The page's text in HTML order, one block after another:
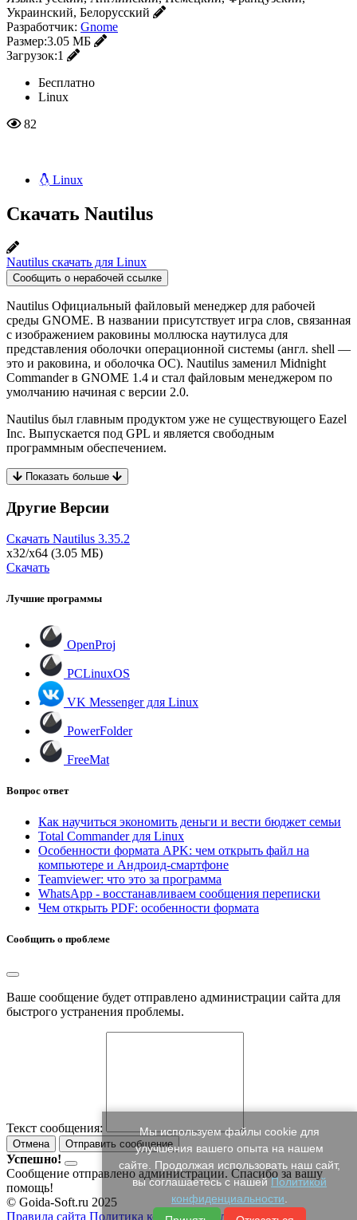
Украинский, Белорусский
Разработчик: Gnome
Размер:3.05 МБ
Загрузок:1
Бесплатно
Linux
82
Linux
Скачать Nautilus
Nautilus скачать для Linux
Сообщить о нерабочей ссылке
Nautilus Официальный файловый менеджер для рабочей
среды GNOME. В названии присутствует игра слов, связанная
с изображением раковины моллюска наутилуса для
представления оболочки операционной системы (англ. shell —
это и раковина, и оболочка ОС). Nautilus заменил Midnight
Commander в GNOME 1.4 и стал файловым менеджером по
умолчанию начиная с версии 2.0.
Nautilus был главным продуктом уже не существующего Eazel
Inc. Выпускается под GPL и является свободным
программным обеспечением.
Показать больше
Другие Версии
Скачать Nautilus 3.35.2
x32/x64 (3.05 МБ)
Скачать
Лучшие программы
OpenProj
PCLinuxOS
VK Messenger для Linux
PowerFolder
FreeMat
Вопрос ответ
Как научиться экономить деньги и вести бюджет семьи
Total Commander для Linux
Особенности формата APK: чем открыть файл на
компьютере и Андроид-смартфоне
Teamviewer: что это за программа
WhatsApp - восстанавливаем сообщения переписки
Чем открыть PDF: особенности формата
Сообщить о проблеме
Ваше сообщение будет отправлено администрации сайта для
быстрого устранения проблемы.
Текст сообщения:
Отмена Отправить сообщение
Успешно!
Сообщение отправлено администрации. Спасибо за вашу
помощь!
© Goida-Soft.ru 2025
Правила сайта Политика конфиденциальности
Мы используем файлы cookie для
улучшения вашего опыта на нашем
сайте. Продолжая использовать наш сайт,
вы соглашаетесь с нашейПолитикой
конфиденциальности